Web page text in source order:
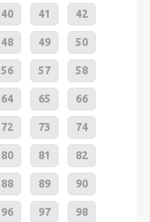
40 41 42
48 49 50
56 57 58
64 65 66
72 73 74
80 81 82
88 89 90
96 97 98